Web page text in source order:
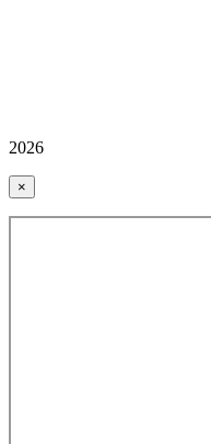
2026
×